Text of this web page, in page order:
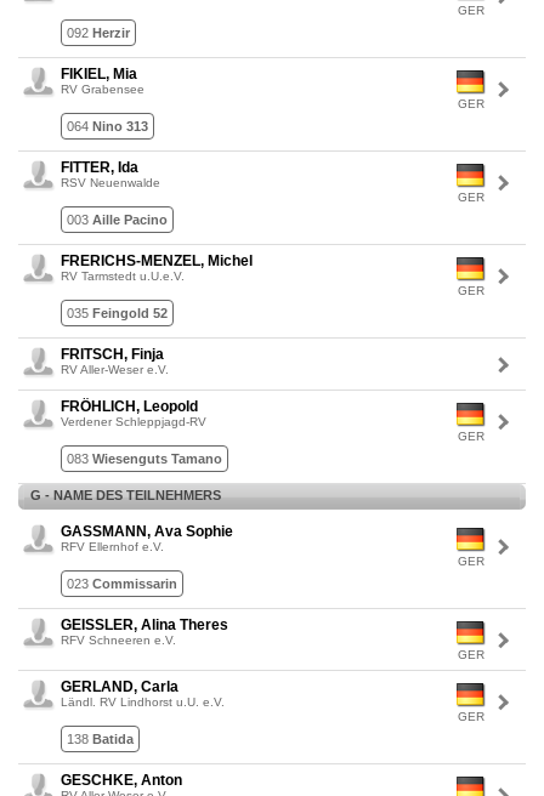
GER
092 Herzir
GER
FIKIEL, Mia
RV Grabensee
064 Nino 313
GER
FITTER, Ida
RSV Neuenwalde
003 Aille Pacino
GER
FRERICHS-MENZEL, Michel
RV Tarmstedt u.U.e.V.
035 Feingold 52
FRITSCH, Finja
RV Aller-Weser e.V.
GER
FRÖHLICH, Leopold
Verdener Schleppjagd-RV
083 Wiesenguts Tamano
G - NAME DES TEILNEHMERS
GER
GASSMANN, Ava Sophie
RFV Ellernhof e.V.
023 Commissarin
GER
GEISSLER, Alina Theres
RFV Schneeren e.V.
GER
GERLAND, Carla
Ländl. RV Lindhorst u.U. e.V.
138 Batida
GESCHKE, Anton